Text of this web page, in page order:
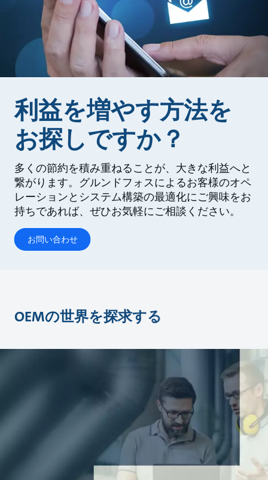
利益を増やす方法を
お探しですか？
多くの節約を積み重ねることが、大きな利益へと
繋がります。グルンドフォスによるお客様のオペ
レーションとシステム構築の最適化にご興味をお
持ちであれば、ぜひお気軽にご相談ください。
お問い合わせ
OEMの世界を探求する